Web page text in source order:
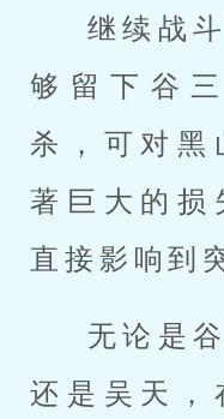
继续战
够留下谷
杀，可对黑
著巨大的损
直接影响到
无论是
还是吴天，